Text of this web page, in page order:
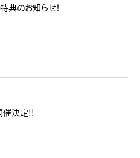
典のお知らせ！
催決定!!